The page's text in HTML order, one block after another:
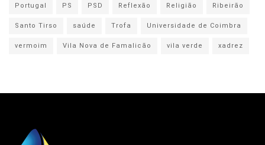
Portugal
PS PSD Reflexão Religião
Ribeirão
Santo Tirso
saúde Trofa
Universidade de Coimbra
vermoim
Vila Nova de Famalicão vila verde xadrez